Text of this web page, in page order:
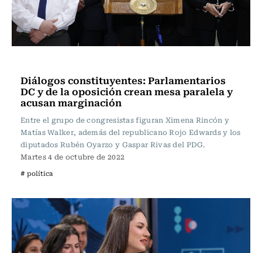
Diálogos constituyentes: Parlamentarios
DC y de la oposición crean mesa paralela y
acusan marginación
Entre el grupo de congresistas figuran Ximena Rincón y
Matías Walker, además del republicano Rojo Edwards y los
diputados Rubén Oyarzo y Gaspar Rivas del PDG.
Martes 4 de octubre de 2022
# política